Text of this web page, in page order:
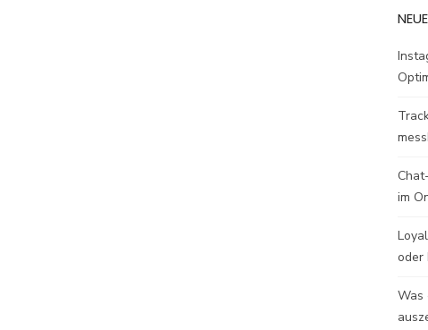
im
oder
Was